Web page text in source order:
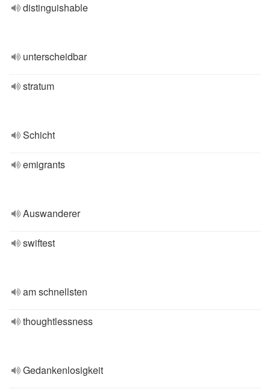
distinguishable
unterscheidbar
stratum
Schicht
emigrants
Auswanderer
swiftest
am schnellsten
thoughtlessness
Gedankenlosigkeit